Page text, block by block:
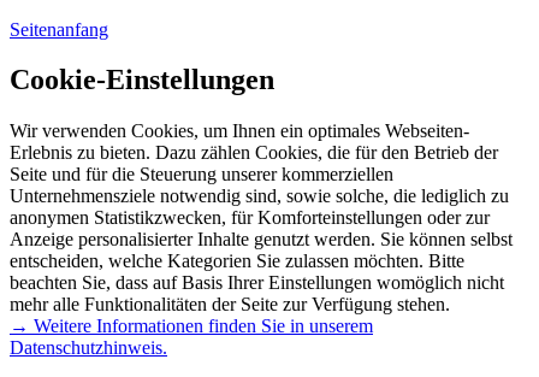
Seitenanfang
Cookie-Einstellungen
Wir verwenden Cookies, um Ihnen ein optimales Webseiten-
Erlebnis zu bieten. Dazu zählen Cookies, die für den Betrieb der
Seite und für die Steuerung unserer kommerziellen
Unternehmensziele notwendig sind, sowie solche, die lediglich zu
anonymen Statistikzwecken, für Komforteinstellungen oder zur
Anzeige personalisierter Inhalte genutzt werden. Sie können selbst
entscheiden, welche Kategorien Sie zulassen möchten. Bitte
beachten Sie, dass auf Basis Ihrer Einstellungen womöglich nicht
mehr alle Funktionalitäten der Seite zur Verfügung stehen.
→ Weitere Informationen finden Sie in unserem
Datenschutzhinweis.